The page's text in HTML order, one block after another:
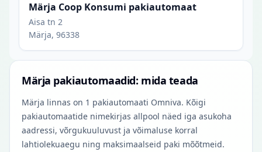
Märja Coop Konsumi pakiautomaat
Aisa tn 2
Märja, 96338
Märja pakiautomaadid: mida teada
Märja linnas on 1 pakiautomaati Omniva. Kõigi
pakiautomaatide nimekirjas allpool näed iga asukoha
aadressi, võrgukuuluvust ja võimaluse korral
lahtiolekuaegu ning maksimaalseid paki mõõtmeid.